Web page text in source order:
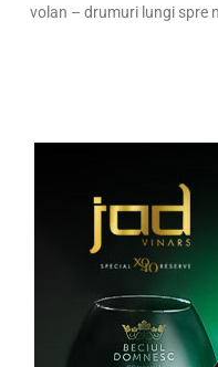
volan – drumuri lungi spre